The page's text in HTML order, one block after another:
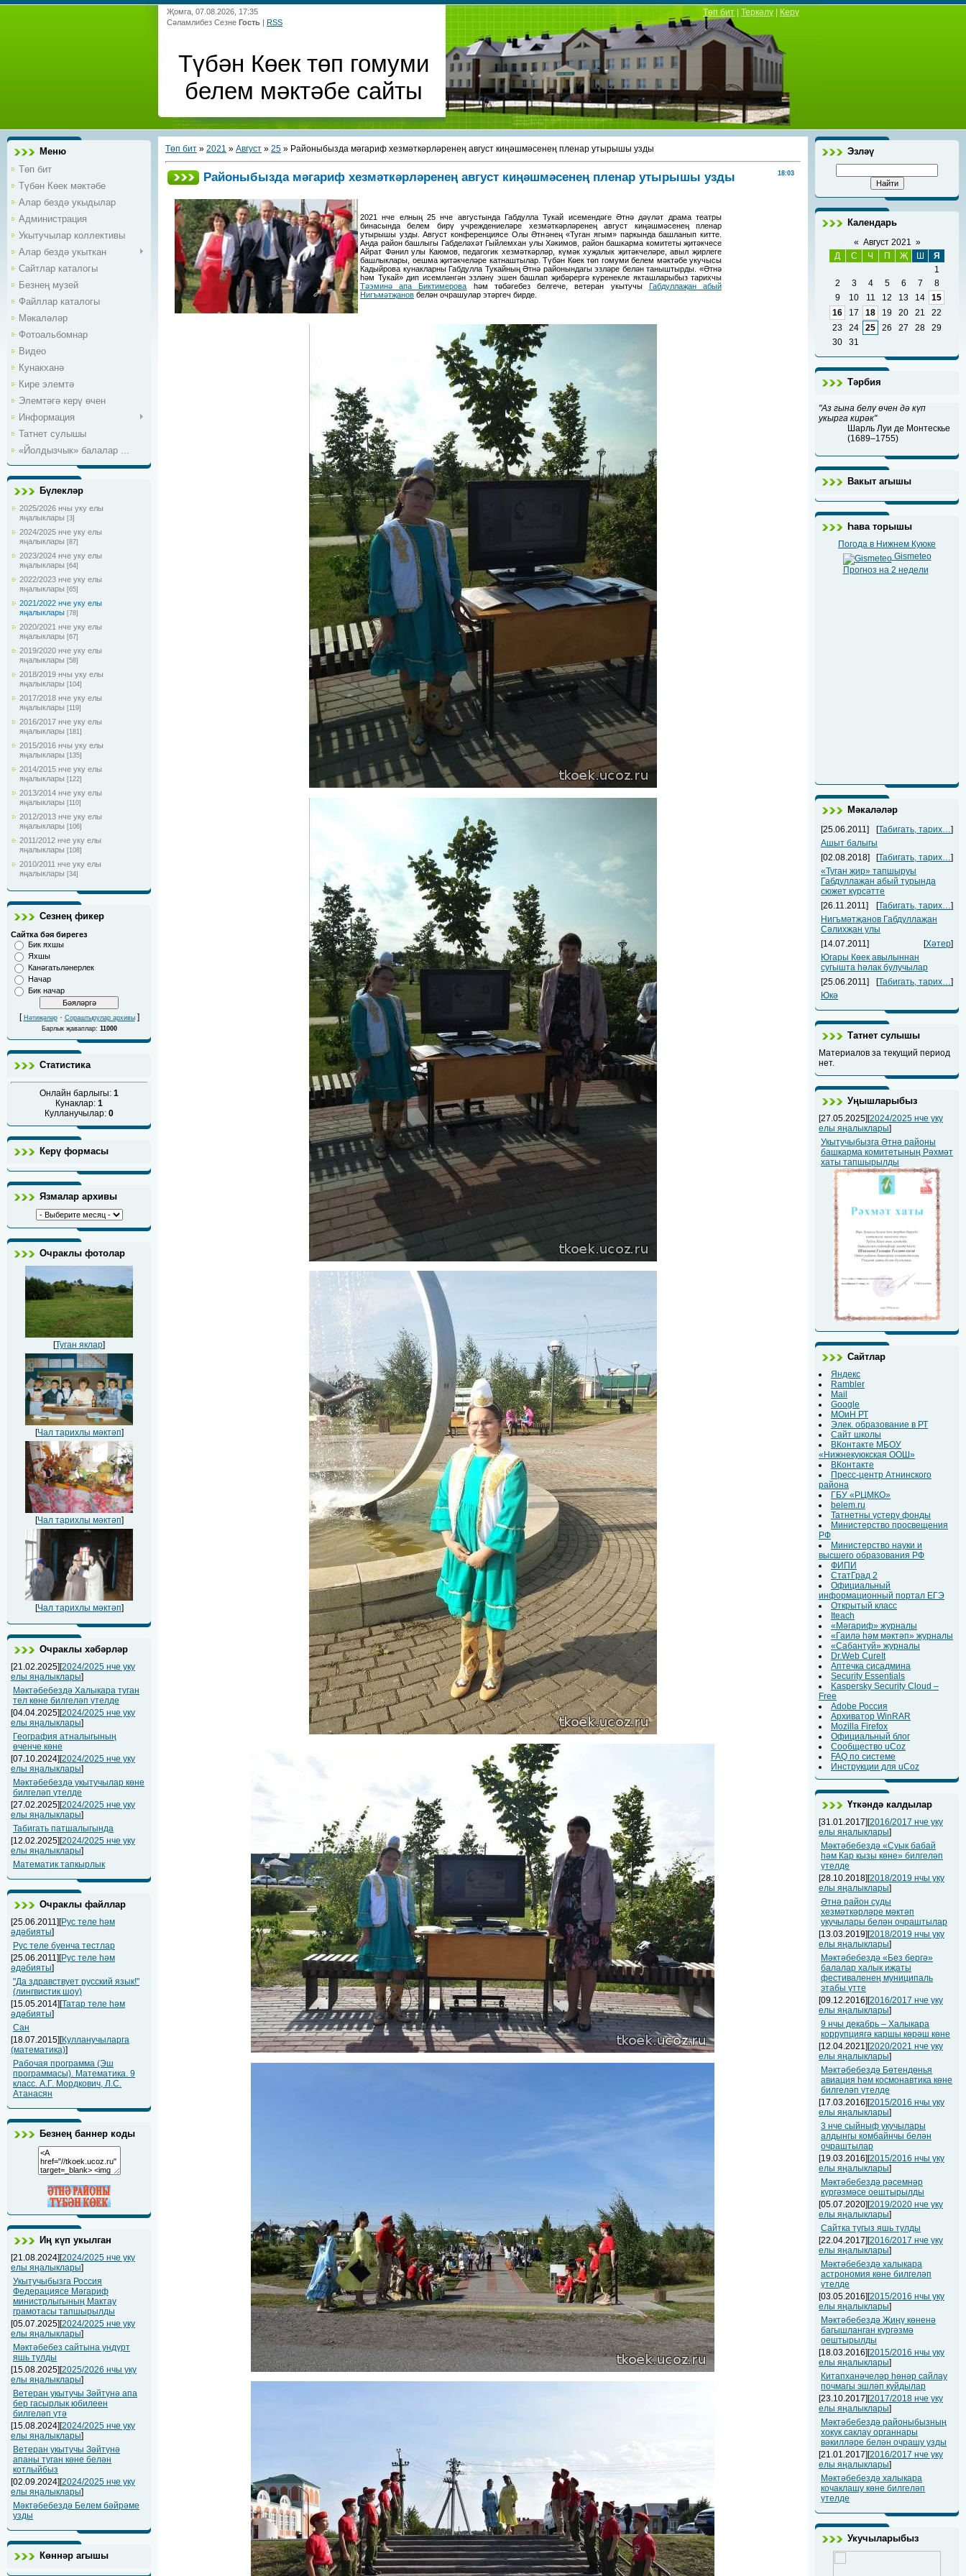
Җомга, 07.08.2026, 17:35
Сәламлибез Сезне Гость | RSS
Түбән Көек төп гомуми
белем мәктәбе сайты
Төп бит Теркәлү Керү
Меню
Төп бит
Түбән Көек мәктәбе
Алар бездә укыдылар
Администрация
Укытучылар коллективы
Алар бездә укыткан
Сайтлар каталогы
Безнең музей
Файллар каталогы
Мәкаләләр
Фотоальбомнар
Видео
Кунакханә
Кире элемтә
Элемтәгә керү өчен
Информация
Татнет сулышы
«Йолдызчык» балалар ...
Бүлекләр
2025/2026 нчы уку елы
яңалыклары [3]
2024/2025 нче уку елы
яңалыклары [87]
2023/2024 нче уку елы
яңалыклары [64]
2022/2023 нче уку елы
яңалыклары [65]
2021/2022 нче уку елы
яңалыклары [78]
2020/2021 нче уку елы
яңалыклары [67]
2019/2020 нче уку елы
яңалыклары [58]
2018/2019 нчы уку елы
яңалыклары [104]
2017/2018 нче уку елы
яңалыклары [119]
2016/2017 нче уку елы
яңалыклары [181]
2015/2016 нчы уку елы
яңалыклары [135]
2014/2015 нче уку елы
яңалыклары [122]
2013/2014 нче уку елы
яңалыклары [110]
2012/2013 нче уку елы
яңалыклары [106]
2011/2012 нче уку елы
яңалыклары [108]
2010/2011 нче уку елы
яңалыклары [34]
Сезнең фикер
Сайтка бәя бирегез
Бик яхшы
Яхшы
Канәгатьләнерлек
Начар
Бик начар
[ Нәтиҗәләр· Сораштырулар архивы]
Барлык җаваплар: 11000
Статистика
Онлайн барлыгы: 1
Кунаклар: 1
Кулланучылар: 0
Керү формасы
Язмалар архивы
Очраклы фотолар
[Туган яклар]
[Чал тарихлы мәктәп]
[Чал тарихлы мәктәп]
[Чал тарихлы мәктәп]
Очраклы хәбәрләр
[21.02.2025][2024/2025 нче уку
елы яңалыклары]
Мәктәбебездә Халыкара туган
тел көне билгеләп үтелде
[04.04.2025][2024/2025 нче уку
елы яңалыклары]
География атналыгының
өченче көне
[07.10.2024][2024/2025 нче уку
елы яңалыклары]
Мәктәбебездә укытучылар көне
билгеләп үтелде
[27.02.2025][2024/2025 нче уку
елы яңалыклары]
Табигать патшалыгында
[12.02.2025][2024/2025 нче уку
елы яңалыклары]
Математик тапкырлык
Очраклы файллар
[25.06.2011][Рус теле һәм
әдәбияты]
Рус теле буенча тестлар
[25.06.2011][Рус теле һәм
әдәбияты]
"Да здравствует русский язык!"
(лингвистик шоу)
[15.05.2014][Татар теле һәм
әдәбияты]
Сан
[18.07.2015][Кулланучыларга
(математика)]
Рабочая программа (Эш
программасы). Математика. 9
класс. А.Г. Мордкович, Л.С.
Атанасян
Безнең баннер коды
Иң күп укылган
[21.08.2024][2024/2025 нче уку
елы яңалыклары]
Укытучыбызга Россия
Федерациясе Мәгариф
министрлыгының Мактау
грамотасы тапшырылды
[05.07.2025][2024/2025 нче уку
елы яңалыклары]
Мәктәбебез сайтына ундүрт
яшь тулды
[15.08.2025][2025/2026 нчы уку
елы яңалыклары]
Ветеран укытучы Зәйтүнә апа
бер гасырлык юбилеен
билгеләп үтә
[15.08.2024][2024/2025 нче уку
елы яңалыклары]
Ветеран укытучы Зәйтүнә
апаны туган көне белән
котлыйбыз
[02.09.2024][2024/2025 нче уку
елы яңалыклары]
Мәктәбебездә Белем бәйрәме
узды
Көннәр агышы
Төп бит » 2021 » Август » 25 » Районыбызда мәгариф хезмәткәрләренең август киңәшмәсенең пленар утырышы узды
18:03
Районыбызда мәгариф хезмәткәрләренең август киңәшмәсенең пленар утырышы узды
2021 нче елның 25 нче августында Габдулла Тукай исемендәге Әтнә дәүләт драма театры
бинасында белем бирү учреждениеләре хезмәткәрләренең август киңәшмәсенең пленар
утырышы узды. Август конференциясе Олы Әтнәнең «Туган ягым» паркында башланып китте.
Анда район башлыгы Габделәхәт Гыйлемхан улы Хәкимов, район башкарма комитеты җитәкчесе
Айрат Фәнил улы Каюмов, педагогик хезмәткәрләр, күмәк хуҗалык җитәкчеләре, авыл җирлеге
башлыклары, оешма җитәкчеләре катнаштылар. Түбән Көек төп гомуми белем мәктәбе укучысы
Кадыйрова кунакларны Габдулла Тукайның Әтнә районындагы эзләре белән таныштырды. «Әтнә
һәм Тукай» дип исемләнгән эзләнү эшен башлап җибәрергә күренекле якташларыбыз тарихчы
Тәэминә апа Биктимерова һәм төбәгебез белгече, ветеран укытучы Габдуллаҗан абый
Нигъмәтҗанов белән очрашулар этәргеч бирде.
Эзләү
Календарь
« Август 2021 »
Д
С Ч П Җ Ш
Я
1
2
3 4 5 6 7
8
9
10 11 12 13 14
15
16
17 18 19 20 21
22
23
24 25 26 27 28
29
30
31
Тәрбия
"Аз гына белү өчен дә күп
укырга кирәк"
Шарль Луи де Монтескье
(1689–1755)
Вакыт агышы
Һава торышы
Погода в Нижнем Куюке
Gismeteo
Прогноз на 2 недели
Мәкаләләр
[25.06.2011] [Табигать, тарих…]
Ашыт балыгы
[02.08.2018]
[Табигать, тарих…]
«Туган җир» тапшыруы
Габдуллаҗан абый турында
сюжет күрсәтте
[26.11.2011]
[Табигать, тарих…]
Нигъмәтҗанов Габдуллаҗан
Сәлихҗан улы
[14.07.2011]
[Хәтер]
Югары Көек авылыннан
сугышта һәлак булучылар
[25.06.2011]
[Табигать, тарих…]
Юкә
Татнет сулышы
Материалов за текущий период
нет.
Уңышларыбыз
[27.05.2025][2024/2025 нче уку
елы яңалыклары]
Укытучыбызга Әтнә районы
башкарма комитетының Рәхмәт
хаты тапшырылды
Сайтлар
Яндекс
Rambler
Mail
Google
МОиН РТ
Элек. образование в РТ
Сайт школы
ВКонтакте МБОУ
«Нижнекуюкская ООШ»
ВКонтакте
Пресс-центр Атнинского
района
ГБУ «РЦМКО»
belem.ru
Татнетны үстерү фонды
Министерство просвещения
РФ
Министерство науки и
высшего образования РФ
ФИПИ
СтатГрад 2
Официальный
информационный портал ЕГЭ
Открытый класс
Iteach
«Мәгариф» журналы
«Гаилә һәм мәктәп» журналы
«Сабантуй» журналы
Dr.Web CureIt
Аптечка сисадмина
Security Essentials
Kaspersky Security Cloud –
Free
Adobe Россия
Архиватор WinRAR
Mozilla Firefox
Официальный блог
Сообщество uCoz
FAQ по системе
Инструкции для uCoz
Үткәндә калдылар
[31.01.2017][2016/2017 нче уку
елы яңалыклары]
Мәктәбебездә «Суык бабай
һәм Кар кызы көне» билгеләп
үтелде
[28.10.2018][2018/2019 нчы уку
елы яңалыклары]
Әтнә район суды
хезмәткәрләре мәктәп
укучылары белән очраштылар
[13.03.2019][2018/2019 нчы уку
елы яңалыклары]
Мәктәбебездә «Без бергә»
балалар халык иҗаты
фестиваленең муниципаль
этабы үтте
[09.12.2016][2016/2017 нче уку
елы яңалыклары]
9 нчы декабрь – Халыкара
коррупциягә каршы көрәш көне
[12.04.2021][2020/2021 нче уку
елы яңалыклары]
Мәктәбебездә Бөтендөнья
авиация һәм космонавтика көне
билгеләп үтелде
[17.03.2016][2015/2016 нчы уку
елы яңалыклары]
3 нче сыйныф укучылары
алдынгы комбайнчы белән
очраштылар
[19.03.2016][2015/2016 нчы уку
елы яңалыклары]
Мәктәбебездә рәсемнәр
күргәзмәсе оештырылды
[05.07.2020][2019/2020 нче уку
елы яңалыклары]
Сайтка тугыз яшь тулды
[22.04.2017][2016/2017 нче уку
елы яңалыклары]
Мәктәбебездә халыкара
астрономия көне билгеләп
үтелде
[03.05.2016][2015/2016 нчы уку
елы яңалыклары]
Мәктәбебездә Җиңү көненә
багышланган күргәзмә
оештырылды
[18.03.2016][2015/2016 нчы уку
елы яңалыклары]
Китапханәчеләр һөнәр сайлау
почмагы эшләп куйдылар
[23.10.2017][2017/2018 нче уку
елы яңалыклары]
Мәктәбебездә районыбызның
хокук саклау органнары
вәкилләре белән очрашу узды
[21.01.2017][2016/2017 нче уку
елы яңалыклары]
Мәктәбебездә халыкара
кочаклашу көне билгеләп
үтелде
Укучыларыбыз